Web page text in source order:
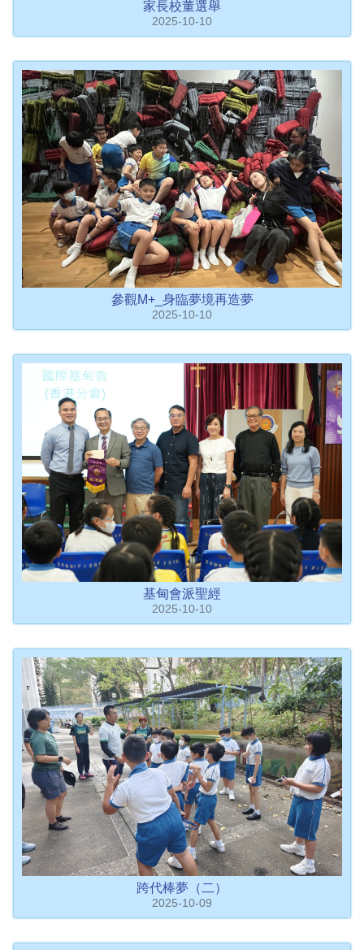
家長校董選舉
2025-10-10
參觀M+_身臨夢境再造夢
2025-10-10
基甸會派聖經
2025-10-10
跨代棒夢（二）
2025-10-09